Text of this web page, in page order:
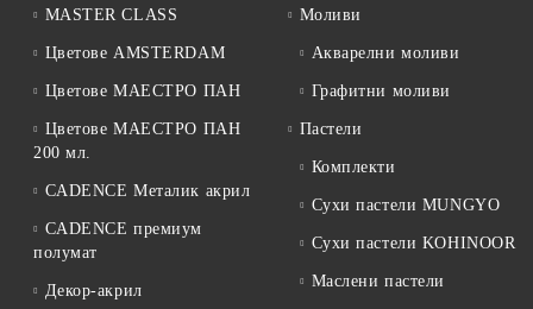
MASTER CLASS
Цветове AMSTERDAM
Цветове МАЕСТРО ПАН
Цветове МАЕСТРО ПАН
200 мл.
CADENCE Металик акрил
CADENCE премиум
полумат
Декор-акрил
Моливи
Акварелни моливи
Графитни моливи
Пастели
Комплекти
Сухи пастели MUNGYO
Сухи пастели KOHINOOR
Маслени пастели